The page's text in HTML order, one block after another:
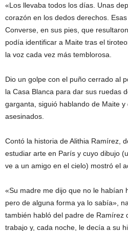
«Los llevaba todos los días. Unas
corazón en los dedos derechos.
Converse, en sus pies, que
podía identificar a Maite tras el
la voz cada vez más temblorosa.
Dio un golpe con el puño cerrado al
la Casa Blanca para dar sus ruedas
garganta, siguió hablando de Maite y
asesinados.
Contó la historia de Alithia Ramírez,
estudiar arte en París y cuyo dibujo
ve a un amigo en el cielo) mostró el
«Su madre me dijo que no le habían
pero de alguna forma ya lo sabía»,
también habló del padre de Ramírez
trabajo y, cada noche, le decía a su